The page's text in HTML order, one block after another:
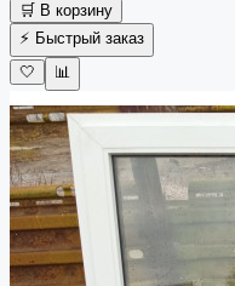
🛒 В корзину
⚡ Быстрый заказ
🤍
📊